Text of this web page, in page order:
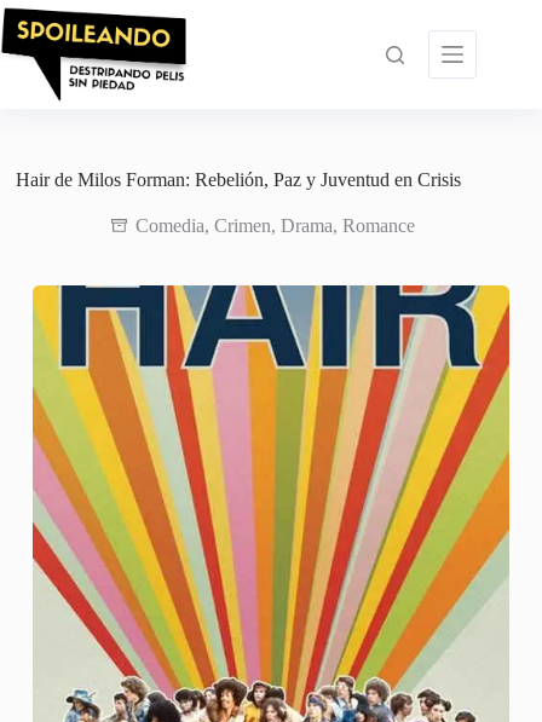
Saltar
al
contenido
Hair de Milos Forman: Rebelión, Paz y Juventud en Crisis
Comedia, Crimen, Drama, Romance